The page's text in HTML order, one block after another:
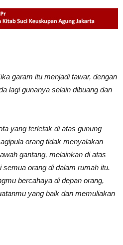
garam itu menjadi tawar, dengan
lagi gunanya selain dibuang dan
yang terletak di atas gunung
orang tidak menyalakan
gantang, melainkan di atas
orang di dalam rumah itu.
bercahaya di depan orang,
yang baik dan memuliakan